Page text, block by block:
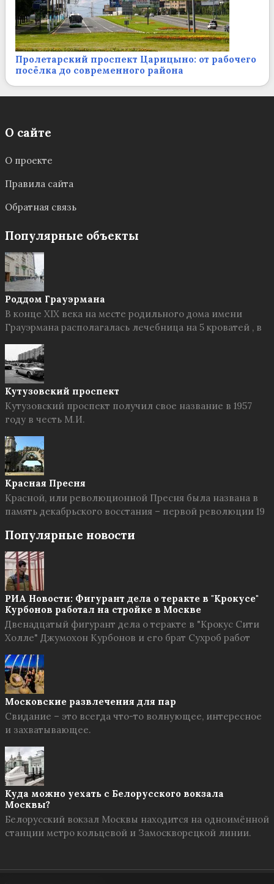
Пролетарский проспект Царицыно: от рабочего
посёлка до современного района
О сайте
О проекте
Правила сайта
Обратная связь
Популярные объекты
Роддом Грауэрмана
В конце XIX века на месте родильного дома имени
Грауэрмана располагалась лечебница на 5 кроватей , в
Кутузовский проспект
Кутузовский проспект получил свое название в 1957
году в честь М.И.
Красная Пресня
Красной, или революционной Пресня была названа в
память декабрьского восстания – первой революции 19
Популярные новости
РИА Новости: Фигурант дела о теракте в "Крокусе"
Курбонов работал на стройке в Москве
Двенадцатый фигурант дела о теракте в "Крокус Сити
Холле" Джумохон Курбонов и его брат Сухроб работ
Московские развлечения для пар
Свидание – это всегда что-то волнующее, интересное
и захватывающее.
Куда можно уехать с Белорусского вокзала
Москвы?
Белорусский вокзал Москвы находится на одноимённой
станции метро кольцевой и Замоскворецкой линии.